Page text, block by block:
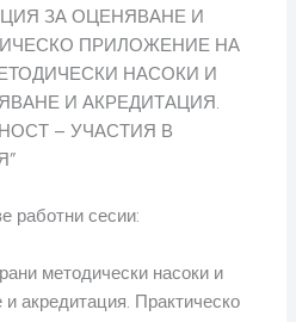
ЗА ОЦЕНЯВАНЕ И
ПРИЛОЖЕНИЕ НА
НАСОКИ И
И АКРЕДИТАЦИЯ.
– УЧАСТИЯ В
работни сесии:
методически насоки и
акредитация. Практическо